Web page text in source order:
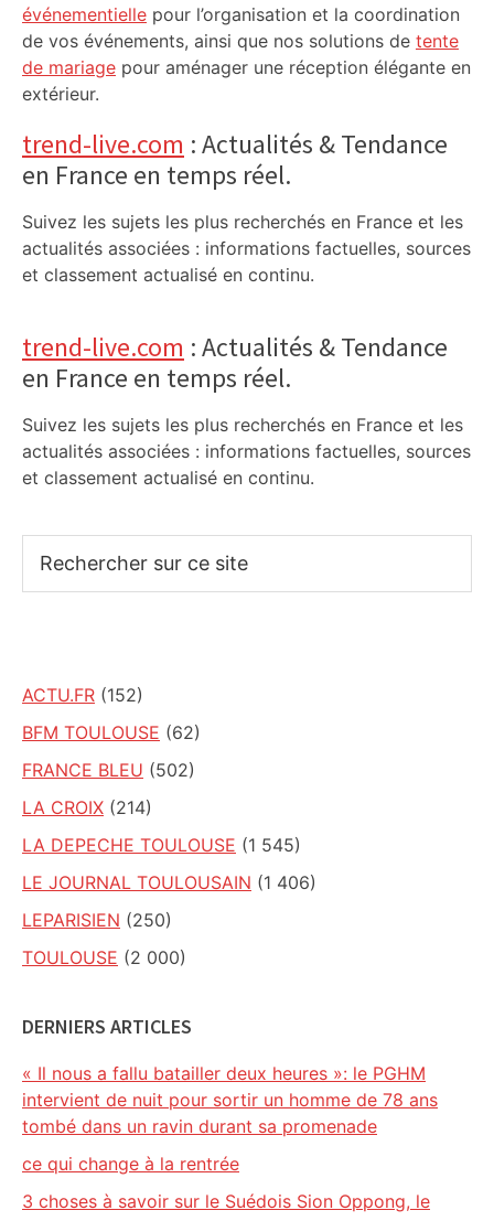
événementielle pour l’organisation et la coordination
de vos événements, ainsi que nos solutions de tente
de mariage pour aménager une réception élégante en
extérieur.
trend-live.com : Actualités & Tendance
en France en temps réel.
Suivez les sujets les plus recherchés en France et les
actualités associées : informations factuelles, sources
et classement actualisé en continu.
trend-live.com : Actualités & Tendance
en France en temps réel.
Suivez les sujets les plus recherchés en France et les
actualités associées : informations factuelles, sources
et classement actualisé en continu.
sur
ACTU.FR (152)
BFM TOULOUSE (62)
FRANCE BLEU (502)
LA CROIX (214)
LA DEPECHE TOULOUSE (1 545)
LE JOURNAL TOULOUSAIN (1 406)
LEPARISIEN (250)
TOULOUSE (2 000)
DERNIERS ARTICLES
« Il nous a fallu batailler deux heures »: le PGHM
intervient de nuit pour sortir un homme de 78 ans
tombé dans un ravin durant sa promenade
ce qui change à la rentrée
3 choses à savoir sur le Suédois Sion Oppong, le